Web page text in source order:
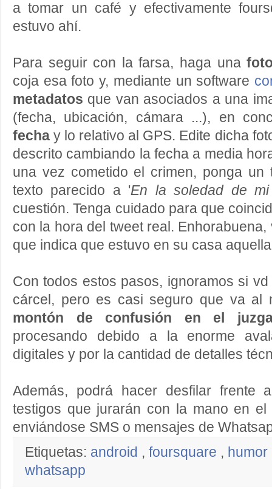
a tomar un café y efectivamente
estuvo ahí.
Para seguir con la farsa, haga una
coja esa foto y, mediante un software
metadatos que van asociados a una
(fecha, ubicación, cámara ...), en
fecha y lo relativo al GPS. Edite dicha
descrito cambiando la fecha a media
una vez cometido el crimen, ponga un
texto parecido a 'En la soledad de
cuestión. Tenga cuidado para que
con la hora del tweet real.
que indica que estuvo en su casa
Con todos estos pasos, ignoramos si
cárcel, pero es casi seguro que va al
montón de confusión en el
procesando debido a la enorme
digitales y por la cantidad de detalles
Además, podrá hacer desfilar frente
testigos que jurarán con la mano en el
enviándose SMS o mensajes de
Etiquetas: android , foursquare , humor
whatsapp